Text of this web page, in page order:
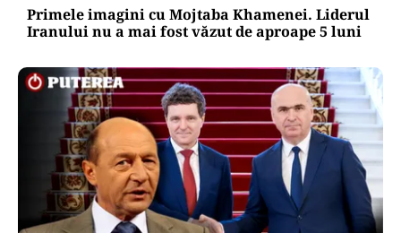
Primele imagini cu Mojtaba Khamenei. Liderul
Iranului nu a mai fost văzut de aproape 5 luni